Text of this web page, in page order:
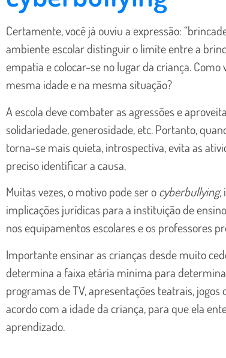
Certamente, você já ouviu a expressão:
ambiente escolar distinguir o limite entre a
empatia e colocar-se no lugar da criança.
mesma idade e na mesma situação?
A escola deve combater as agressões e
solidariedade, generosidade, etc. Portanto,
torna-se mais quieta, introspectiva, evita as
preciso identificar a causa.
Muitas vezes, o motivo pode ser ocyberbullying,
implicações jurídicas para a instituição de
nos equipamentos escolares e os professores
Importante ensinar as crianças desde muito
determina a faixa etária mínima para
programas de TV, apresentações teatrais,
acordo com a idade da criança, para que ela
aprendizado.